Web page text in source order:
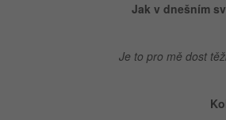
Jak v dnešním
Je to pro mě dost